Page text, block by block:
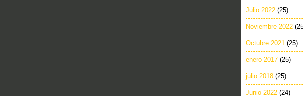
Julio 2022 (25)
Noviembre 2022
Octubre 2021 (25)
enero 2017 (25)
julio 2018 (25)
Junio 2022 (24)